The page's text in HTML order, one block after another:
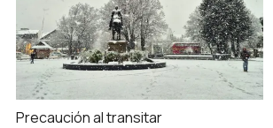
Precaución al transitar